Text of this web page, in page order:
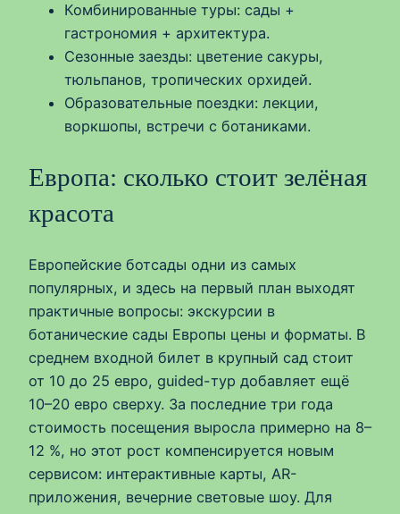
Комбинированные туры: сады +
гастрономия + архитектура.
Сезонные заезды: цветение сакуры,
тюльпанов, тропических орхидей.
Образовательные поездки: лекции,
воркшопы, встречи с ботаниками.
Европа: сколько стоит зелёная
красота
Европейские ботсады одни из самых
популярных, и здесь на первый план выходят
практичные вопросы: экскурсии в
ботанические сады Европы цены и форматы. В
среднем входной билет в крупный сад стоит
от 10 до 25 евро, guided-тур добавляет ещё
10–20 евро сверху. За последние три года
стоимость посещения выросла примерно на 8–
12 %, но этот рост компенсируется новым
сервисом: интерактивные карты, AR-
приложения, вечерние световые шоу. Для